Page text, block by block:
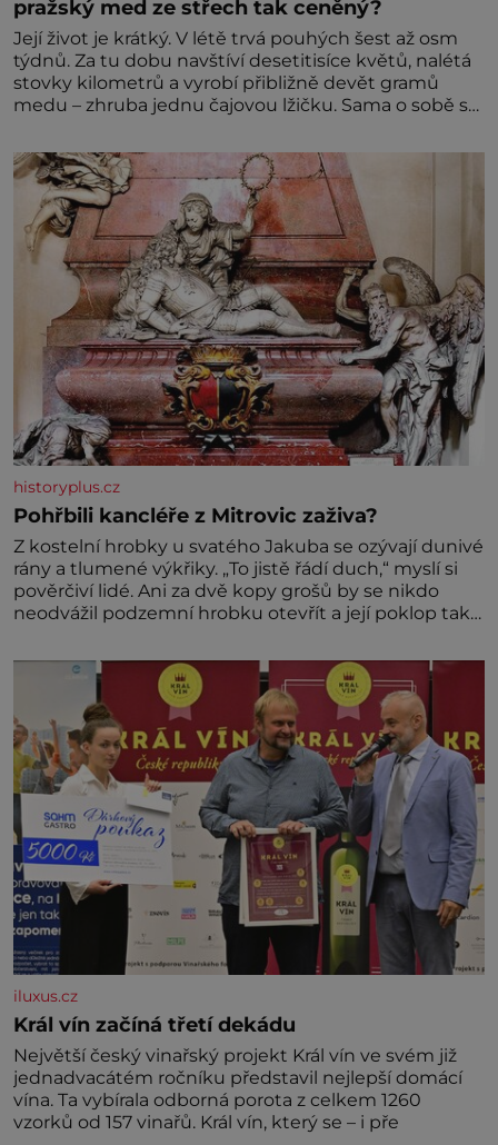
pražský med ze střech tak ceněný?
Její život je krátký. V létě trvá pouhých šest až osm
týdnů. Za tu dobu navštíví desetitisíce květů, nalétá
stovky kilometrů a vyrobí přibližně devět gramů
medu – zhruba jednu čajovou lžičku. Sama o sobě se
dalšími desítkami tisíc příslušnic svého včelstva,
vznikne jeden z nejdokonalejších organismů
historyplus.cz
Pohřbili kancléře z Mitrovic zaživa?
Z kostelní hrobky u svatého Jakuba se ozývají dunivé
rány a tlumené výkřiky. „To jistě řádí duch,“ myslí si
pověrčiví lidé. Ani za dvě kopy grošů by se nikdo
neodvážil podzemní hrobku otevřít a její poklop tak
divné burácení skutečně ustane. Když o mnoho let
později hrobku
iluxus.cz
Král vín začíná třetí dekádu
Největší český vinařský projekt Král vín ve svém již
jednadvacátém ročníku představil nejlepší domácí
vína. Ta vybírala odborná porota z celkem 1260
vzorků od 157 vinařů. Král vín, který se – i pře